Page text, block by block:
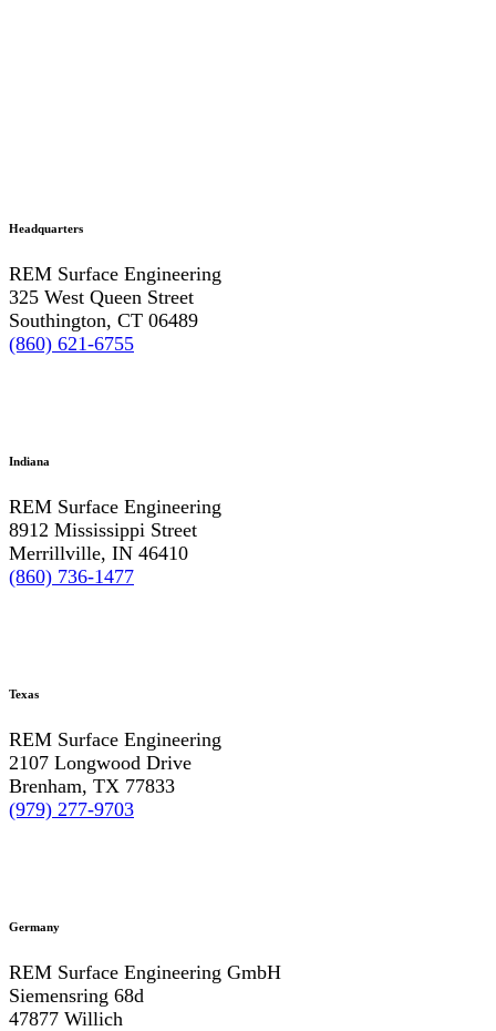
Headquarters
REM Surface Engineering
325 West Queen Street
Southington, CT 06489
(860) 621-6755
Indiana
REM Surface Engineering
8912 Mississippi Street
Merrillville, IN 46410
(860) 736-1477
Texas
REM Surface Engineering
2107 Longwood Drive
Brenham, TX 77833
(979) 277-9703
Germany
REM Surface Engineering GmbH
Siemensring 68d
47877 Willich